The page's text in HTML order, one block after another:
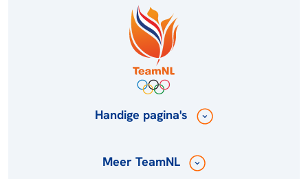
Handige pagina's
Meer TeamNL